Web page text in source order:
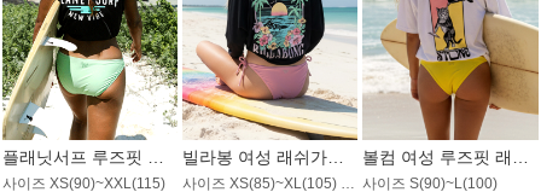
사이즈 XS(90)~XXL(115) 사이즈 XS(85)~XL(105) / 오버핏 사이즈 S(90)~L(100)